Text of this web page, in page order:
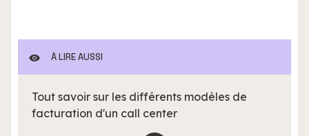
À LIRE AUSSI
Tout savoir sur les différents modèles de
facturation d'un call center